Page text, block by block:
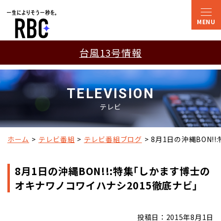
台風13号情報
TELEVISION
テレビ
ホーム テレビ番組 テレビ番組ブログ 8月1日の沖縄BON!!:
8月1日の沖縄BON!!:特集｢しかます博士の
オキナワノコワイハナシ2015徹底ナビ｣
投稿日：2015年8月1日